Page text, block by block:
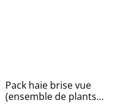
Pack haie brise vue
(ensemble de plants